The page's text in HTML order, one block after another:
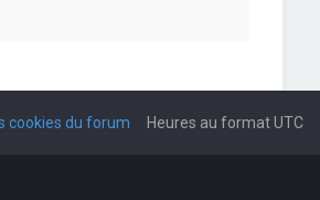
Heures au formatUTC
cookies du forum